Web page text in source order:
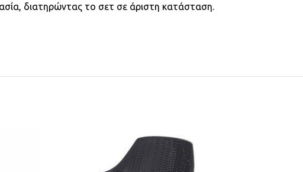
διατηρώντας το σετ σε άριστη κατάσταση.